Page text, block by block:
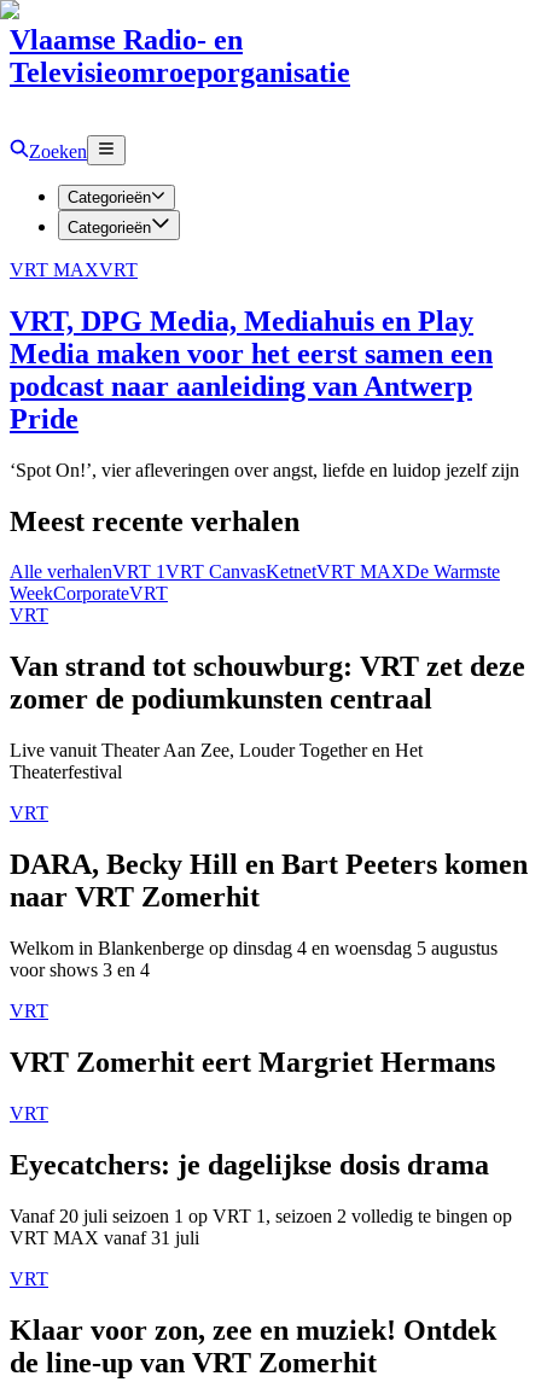
Vlaamse Radio- en
Televisieomroeporganisatie
Zoeken
Categorieën
Categorieën
VRT MAXVRT
VRT, DPG Media, Mediahuis en Play
Media maken voor het eerst samen een
podcast naar aanleiding van Antwerp
Pride
‘Spot On!’, vier afleveringen over angst, liefde en luidop jezelf zijn
Meest recente verhalen
Alle verhalenVRT 1VRT CanvasKetnetVRT MAXDe Warmste
WeekCorporateVRT
VRT
Van strand tot schouwburg: VRT zet deze
zomer de podiumkunsten centraal
Live vanuit Theater Aan Zee, Louder Together en Het
Theaterfestival
VRT
DARA, Becky Hill en Bart Peeters komen
naar VRT Zomerhit
Welkom in Blankenberge op dinsdag 4 en woensdag 5 augustus
voor shows 3 en 4
VRT
VRT Zomerhit eert Margriet Hermans
VRT
Eyecatchers: je dagelijkse dosis drama
Vanaf 20 juli seizoen 1 op VRT 1, seizoen 2 volledig te bingen op
VRT MAX vanaf 31 juli
VRT
Klaar voor zon, zee en muziek! Ontdek
de line-up van VRT Zomerhit